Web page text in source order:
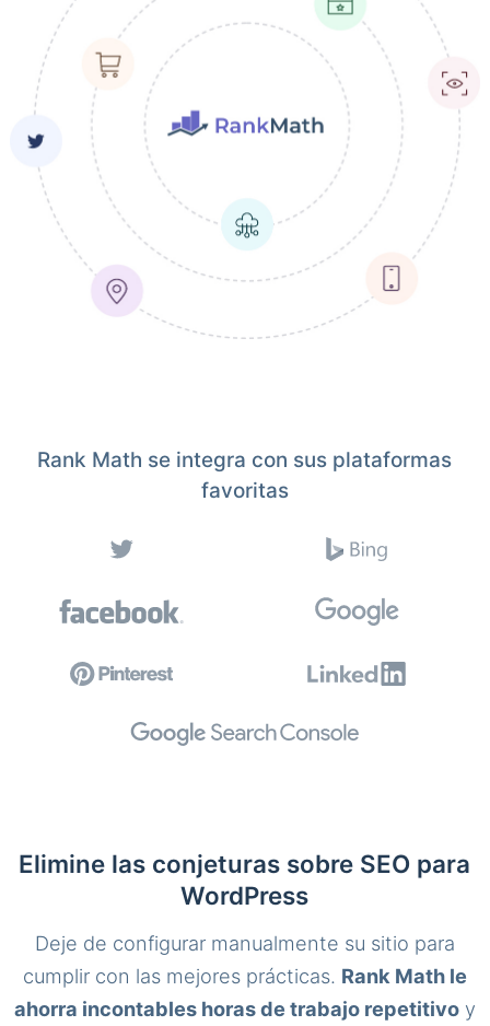
Rank Math se integra con sus plataformas
favoritas
Elimine las conjeturas sobre SEO para
WordPress
Deje de configurar manualmente su sitio para
cumplir con las mejores prácticas. Rank Math le
ahorra incontables horas de trabajo repetitivoy